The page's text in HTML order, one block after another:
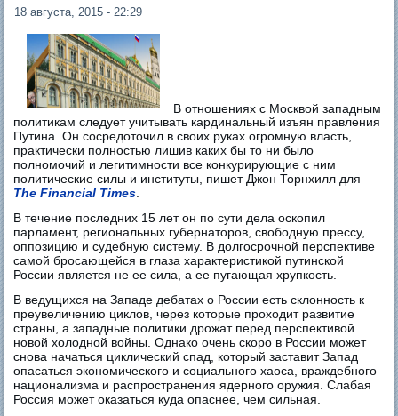
18 августа, 2015 - 22:29
В отношениях с Москвой западным
политикам следует учитывать кардинальный изъян правления
Путина. Он сосредоточил в своих руках огромную власть,
практически полностью лишив каких бы то ни было
полномочий и легитимности все конкурирующие с ним
политические силы и институты, пишет Джон Торнхилл для
The Financial Times.
В течение последних 15 лет он по сути дела оскопил
парламент, региональных губернаторов, свободную прессу,
оппозицию и судебную систему. В долгосрочной перспективе
самой бросающейся в глаза характеристикой путинской
России является не ее сила, а ее пугающая хрупкость.
В ведущихся на Западе дебатах о России есть склонность к
преувеличению циклов, через которые проходит развитие
страны, а западные политики дрожат перед перспективой
новой холодной войны. Однако очень скоро в России может
снова начаться циклический спад, который заставит Запад
опасаться экономического и социального хаоса, враждебного
национализма и распространения ядерного оружия. Слабая
Россия может оказаться куда опаснее, чем сильная.